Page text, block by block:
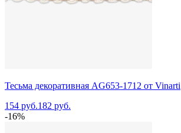
Тесьма декоративная AG653-1712 от Vinarti
154 руб.182 руб.
-16%